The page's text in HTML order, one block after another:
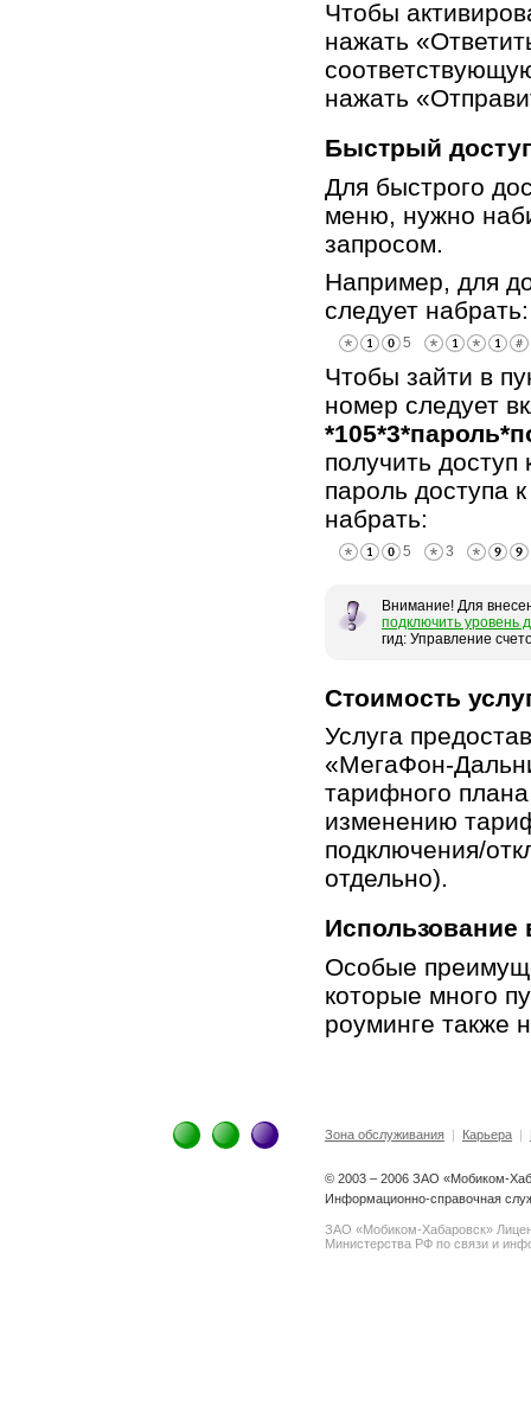
Чтобы
нажать
нажать
Быстрый
Для быстрого
меню, нужно
запросом.
Например, для
следует набрать:
Чтобы зайти в
номер следует
получить
пароль доступа
набрать:
Внимание! Для
подключить уровень
гид: Управление
Стоимость
Услуга
«МегаФон-
тарифного
изменению
подключения/
отдельно).
Использование
Особые
которые много
роуминге также
Зона обслуживания| Карьера|
© 2003 – 2006 ЗАО «Мобиком-
Информационно-справочная
ЗАО «Мобиком-Хабаровск»
Министерства РФ по связи и